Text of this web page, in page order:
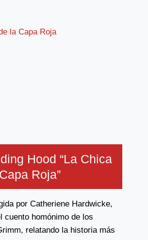
Hood “La Chica
Roja”
por Catheriene Hardwicke,
cuento homónimo de los
relatando la historia más